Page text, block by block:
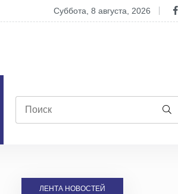
Безопасность двухколесного транспорта:
суббота, 8 августа, 2026
ЛЕНТА НОВОСТЕЙ